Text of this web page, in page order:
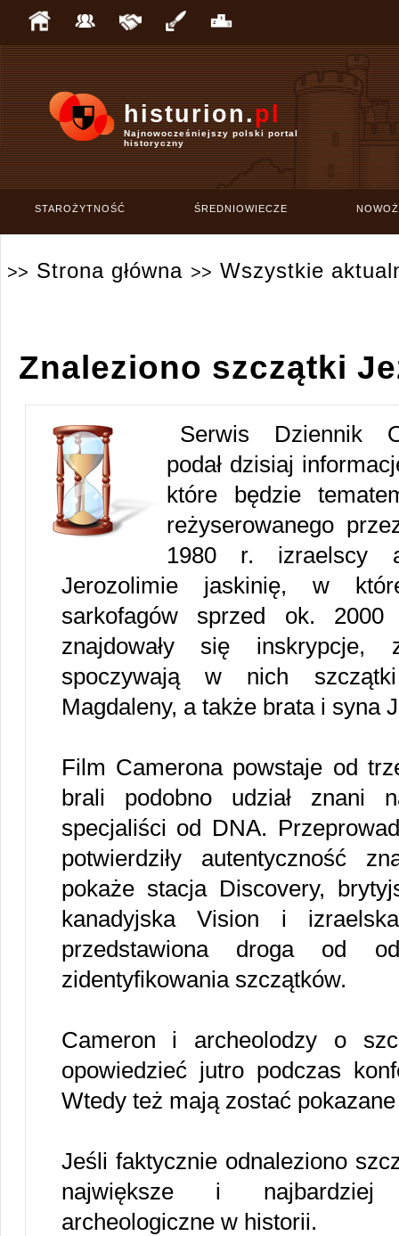
histurion.pl
Najnowocześniejszy polski portal
historyczny
STAROŻYTNOŚĆ ŚREDNIOWIECZE
>> Strona główna >> Wszystkie
Znaleziono szczątki
Serwis Dziennik
podał dzisiaj
które będzie
reżyserowanego
1980 r. izraelscy
Jerozolimie jaskinię, w
sarkofagów sprzed ok.
znajdowały się
spoczywają w nich
Magdaleny, a także brata i syna
Film Camerona powstaje od
brali podobno udział znani
specjaliści od DNA.
potwierdziły autentyczność
pokaże stacja Discovery,
kanadyjska Vision i
przedstawiona droga od
zidentyfikowania szczątków.
Cameron i archeolodzy o
opowiedzieć jutro podczas
Wtedy też mają zostać
Jeśli faktycznie odnaleziono
największe i najbardziej
archeologiczne w historii.